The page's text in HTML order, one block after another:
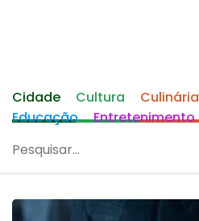
Cidade Cultura Culinária
Educação
Entretenimento